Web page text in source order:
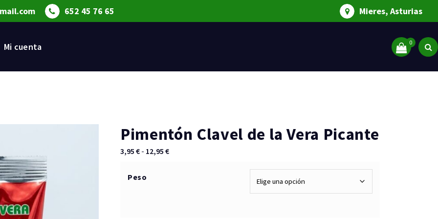
652 45 76 65 Mieres, Asturias
Mi cuenta 0
Pimentón Clavel de la Vera Picante
3,95€ - 12,95€Rango
Peso